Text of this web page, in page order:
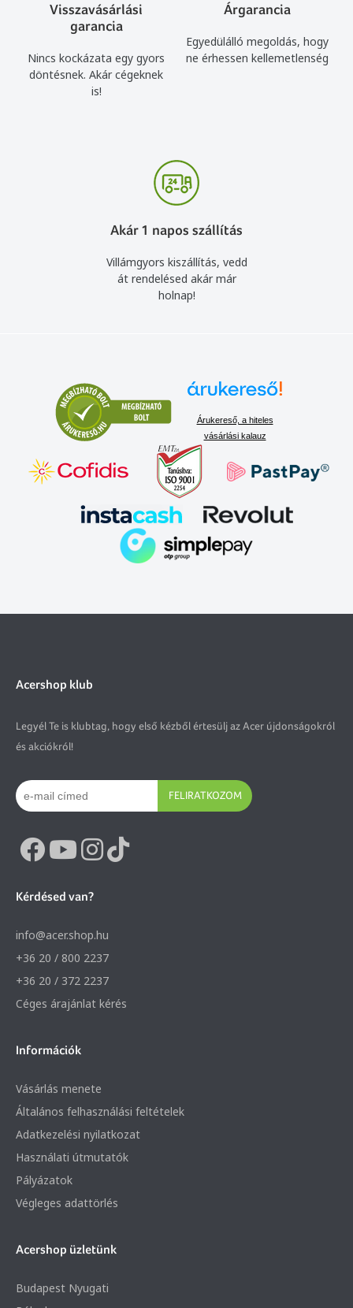
Visszavásárlási
garancia
Nincs kockázata egy gyors
döntésnek. Akár cégeknek
is!
Árgarancia
Egyedülálló megoldás, hogy
ne érhessen kellemetlenség
Akár 1 napos szállítás
Villámgyors kiszállítás, vedd
át rendelésed akár már
holnap!
Árukereső, a hiteles
vásárlási kalauz
Acershop klub
Legyél Te is klubtag, hogy első kézből értesülj az Acer újdonságokról
és akciókról!
FELIRATKOZOM
Kérdésed van?
info@acer.shop.hu
+36 20 / 800 2237
+36 20 / 372 2237
Céges árajánlat kérés
Információk
Vásárlás menete
Általános felhasználási feltételek
Adatkezelési nyilatkozat
Használati útmutatók
Pályázatok
Végleges adattörlés
Acershop üzletünk
Budapest Nyugati